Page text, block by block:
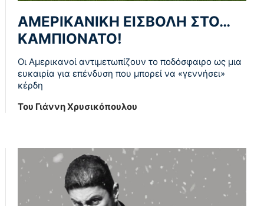
ΑΜΕΡΙΚΑΝΙΚΗ ΕΙΣΒΟΛΗ ΣΤΟ…
ΚΑΜΠΙΟΝΑΤΟ!
Οι Αμερικανοί αντιμετωπίζουν το ποδόσφαιρο ως μια
ευκαιρία για επένδυση που μπορεί να «γεννήσει»
κέρδη
Του Γιάννη Χρυσικόπουλου